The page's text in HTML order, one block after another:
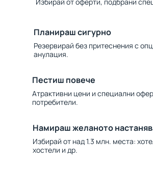
Планираш сигурно
Резервирай без притеснения с
анулация.
Пестиш повече
Атрактивни цени и специални
потребители.
Намираш желаното
Избирай от над 1.3 млн. места:
хостели и др.